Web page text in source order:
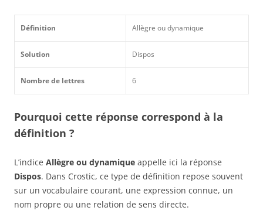
Définition Allègre ou dynamique
Solution Dispos
Nombre de lettres 6
Pourquoi cette réponse correspond à la
définition ?
L’indice Allègre ou dynamique appelle ici la réponse
Dispos. Dans Crostic, ce type de définition repose souvent
sur un vocabulaire courant, une expression connue, un
nom propre ou une relation de sens directe.